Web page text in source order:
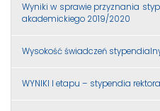
Wyniki w sprawie przyznania
akademickiego 2019/2020
Wysokość świadczeń
WYNIKI I etapu – stypendia